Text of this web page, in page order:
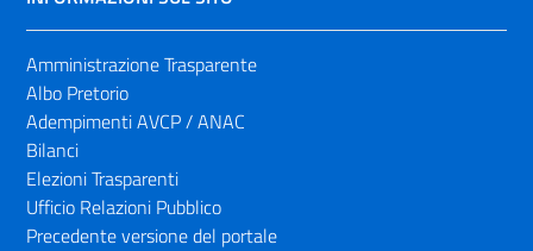
Amministrazione Trasparente
Albo Pretorio
Adempimenti AVCP / ANAC
Bilanci
Elezioni Trasparenti
Ufficio Relazioni Pubblico
Precedente versione del portale